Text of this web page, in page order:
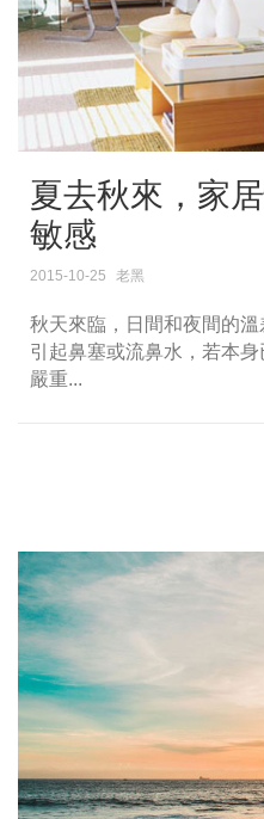
夏去秋來，家
敏感
2015-10-25 老黑
秋天來臨，日間和夜間的
引起鼻塞或流鼻水，若本
嚴重...